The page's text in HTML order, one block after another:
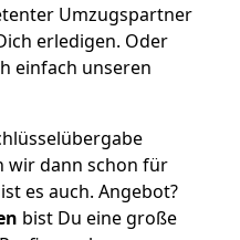
Umzugspartner
erledigen. Oder
einfach unseren
wir dann schon für
es auch. Angebot?
bist Du eine große